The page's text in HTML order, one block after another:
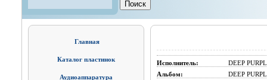
Главная
Каталог пластинок
Аудиоаппаратура
Исполнитель:
DEEP
Альбом:
DEEP